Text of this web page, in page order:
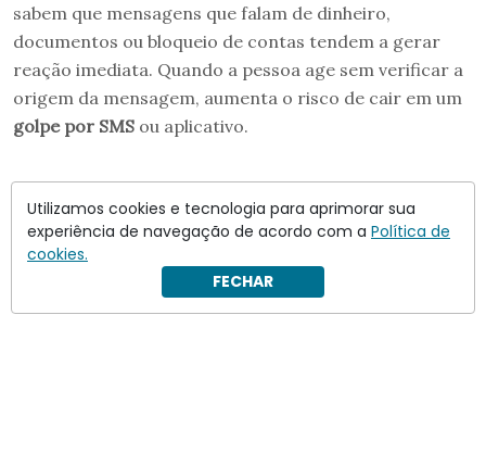
sabem que mensagens que falam de dinheiro,
documentos ou bloqueio de contas tendem a gerar
reação imediata. Quando a pessoa age sem verificar a
origem da mensagem, aumenta o risco de cair em um
golpe por SMS ou aplicativo.
Utilizamos cookies e tecnologia para aprimorar sua
experiência de navegação de acordo com a Política de
cookies.
FECHAR